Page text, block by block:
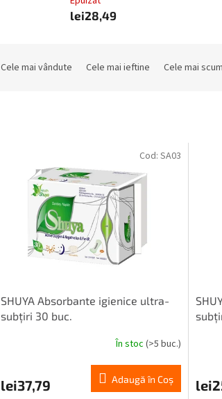
lei28,49
Cele mai vândute Cele mai ieftine Cele mai
SHUYA Absorbante igienice ultra-
subțiri 30 buc.
În stoc (>5 buc.)
lei37,79 Adaugă în Coş
Cod: SA03